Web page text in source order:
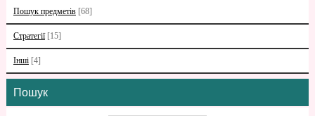
Пошук предметів [68]
Стратегії [15]
Інші [4]
Пошук